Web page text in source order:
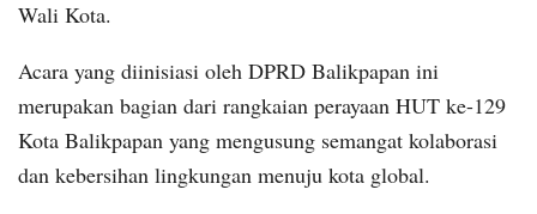
Wali Kota.
Acara yang diinisiasi oleh DPRD Balikpapan ini
merupakan bagian dari rangkaian perayaan HUT ke-129
Kota Balikpapan yang mengusung semangat kolaborasi
dan kebersihan lingkungan menuju kota global.